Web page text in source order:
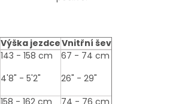
Výška jezdceVnitřní šev
143 - 158 cm
4'8" - 5'2"
67 - 74 cm
26" - 29"